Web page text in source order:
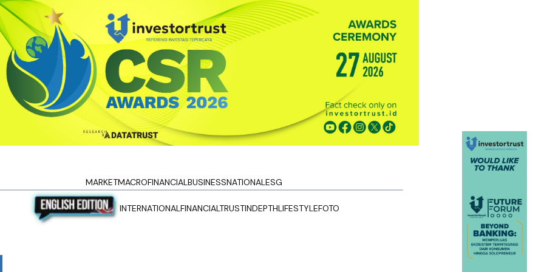
MARKETMACROFINANCIALBUSINESSNATIONALESG
INTERNATIONALFINANCIALTRUSTINDEPTHLIFESTYLEFOTO